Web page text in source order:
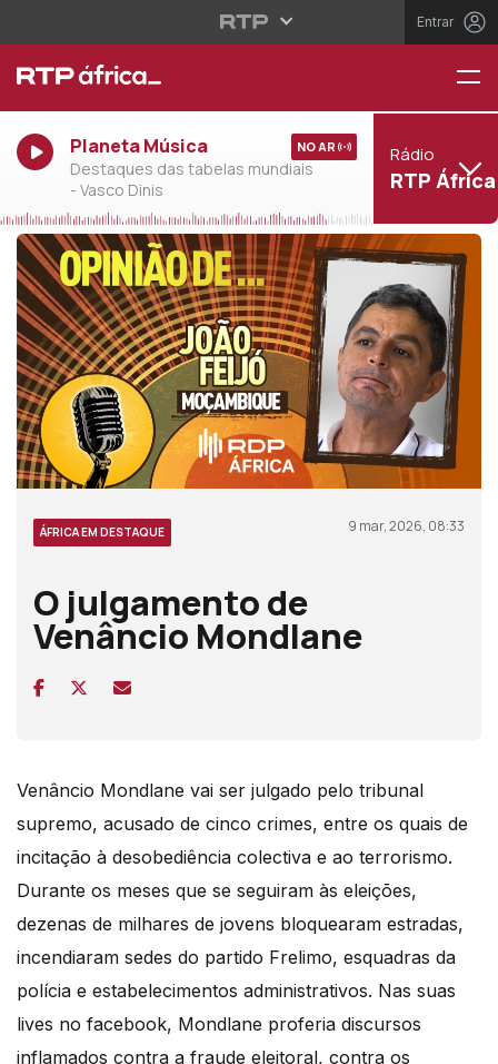
Entrar
Planeta Música
Destaques das tabelas mundiais
- Vasco Dinis
NO AR Rádio
RTP África
ÁFRICA EM DESTAQUE 9 mar, 2026, 08:33
O julgamento de
Venâncio Mondlane
Venâncio Mondlane vai ser julgado pelo tribunal
supremo, acusado de cinco crimes, entre os quais de
incitação à desobediência colectiva e ao terrorismo.
Durante os meses que se seguiram às eleições,
dezenas de milhares de jovens bloquearam estradas,
incendiaram sedes do partido Frelimo, esquadras da
polícia e estabelecimentos administrativos. Nas suas
lives no facebook, Mondlane proferia discursos
inflamados contra a fraude eleitoral, contra os